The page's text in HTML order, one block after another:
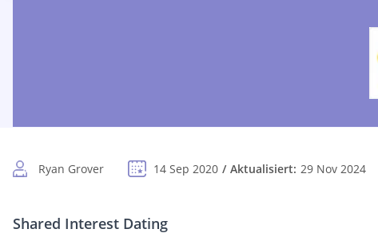
Ryan Grover 14 Sep 2020 Aktualisiert: 29 Nov 2024
Shared Interest Dating